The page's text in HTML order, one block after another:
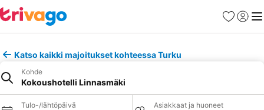
Suosikit
Katso kaikki majoitukset kohteessa Turku
Kohde
Kokoushotelli Linnasmäki
Tulo-/lähtöpäivä Asiakkaat ja huoneet